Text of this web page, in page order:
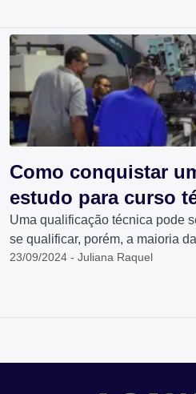
Como conquistar
estudo para curso
Uma qualificação técnica pode
se qualificar, porém, a maioria
23/09/2024 - Juliana Raquel